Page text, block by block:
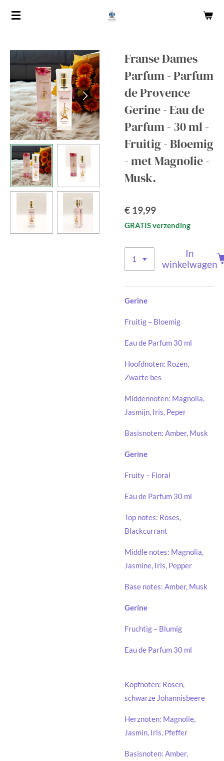
Ga
de
hoofdinhoud
Franse Dames
Parfum - Parfum
de Provence
Gerine - Eau de
Parfum - 30 ml -
Fruitig - Bloemig
- met Magnolie -
Musk.
€ 19,99
GRATIS verzending
In
winkelwagen
Gerine
Fruitig – Bloemig
Eau de Parfum 30 ml
Hoofdnoten: Rozen,
Zwarte bes
Middennoten: Magnolia,
Jasmijn, Iris, Peper
Basisnoten: Amber, Musk
Gerine
Fruity – Floral
Eau de Parfum 30 ml
Top notes: Roses,
Blackcurrant
Middle notes: Magnolia,
Jasmine, Iris, Pepper
Base notes: Amber, Musk
Gerine
Fruchtig – Blumig
Eau de Parfum 30 ml
Kopfnoten: Rosen,
schwarze Johannisbeere
Herznoten: Magnolie,
Jasmin, Iris, Pfeffer
Basisnoten: Amber,